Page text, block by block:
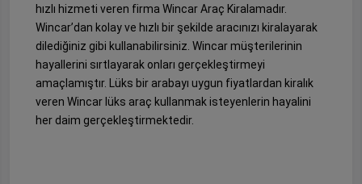
hızlı hizmeti veren firma Wincar Araç Kiralamadır.
Wincar’dan kolay ve hızlı bir şekilde aracınızı kiralayarak
dilediğiniz gibi kullanabilirsiniz. Wincar müşterilerinin
hayallerini sırtlayarak onları gerçekleştirmeyi
amaçlamıştır. Lüks bir arabayı uygun fiyatlardan kiralık
veren Wincar lüks araç kullanmak isteyenlerin hayalini
her daim gerçekleştirmektedir.